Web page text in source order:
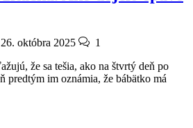
26. októbra 2025
1
že sa tešia, ako na štvrtý deň po
predtým im oznámia, že bábätko má